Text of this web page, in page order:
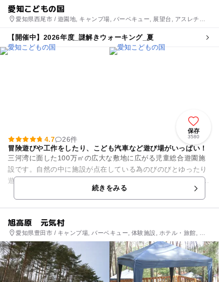
愛知こどもの国
愛知県西尾市 / 遊園地, キャンプ場, バーベキュー, 展望台, アスレチッ
【開催中】2026年度_謎解きウォーキング_夏
保存
3580
4.7
26件
冒険遊びや工作をしたり、こども汽車など遊び場がいっぱい！
三河湾に面した100万㎡の広大な敷地に広がる児童総合遊園施
設です。自然の中に施設が点在している為のびのびとゆったり
遊ぶことが出来ます。 【ゆうひが丘】では、本物の蒸気機関車
続きをみる
旭高原 元気村
愛知県豊田市 / キャンプ場, バーベキュー, 体験施設, ホテル・旅館, 自
然体験・アクティビティ